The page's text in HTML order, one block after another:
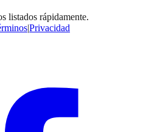
listados rápidamente.
|Privacidad